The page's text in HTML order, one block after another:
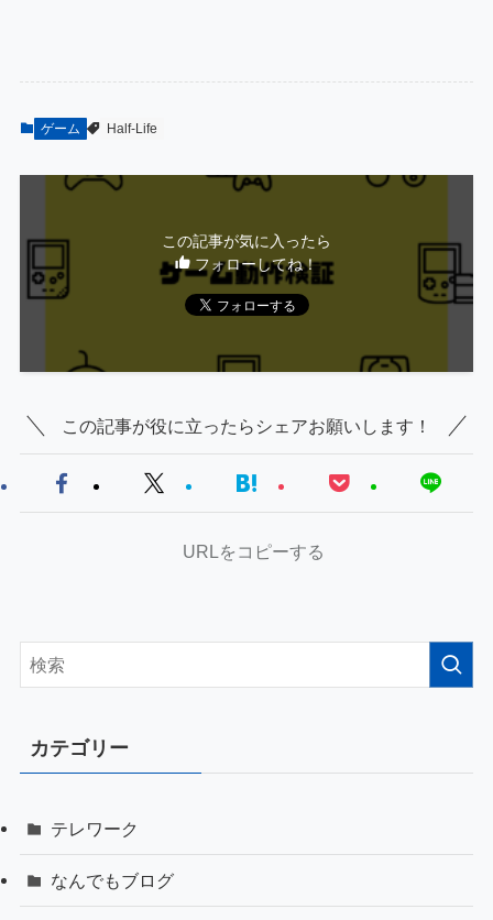
ゲーム Half-Life
この記事が気に入ったら
フォローしてね！
この記事が役に立ったらシェアお願いします！
URLをコピーする
カテゴリー
テレワーク
なんでもブログ